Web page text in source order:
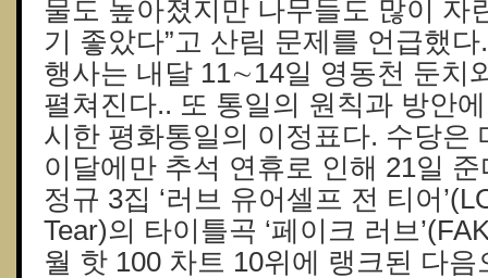
물도 높아졌지만 나무들도 많이 자
기 좋았다”고 산림 문제를 언급했
행사는 내달 11∼14일 영동천 둔치
펼쳐진다.. 또 통일의 원칙과 방안
시한 평화통일의 이정표다. 수당은
이달에만 추석 연휴로 인해 21일
정규 3집 ‘러브 유어셀프 전 티어
Tear)의 타이틀곡 ‘페이크 러브
월 핫 100 차트 10위에 랭크된 다